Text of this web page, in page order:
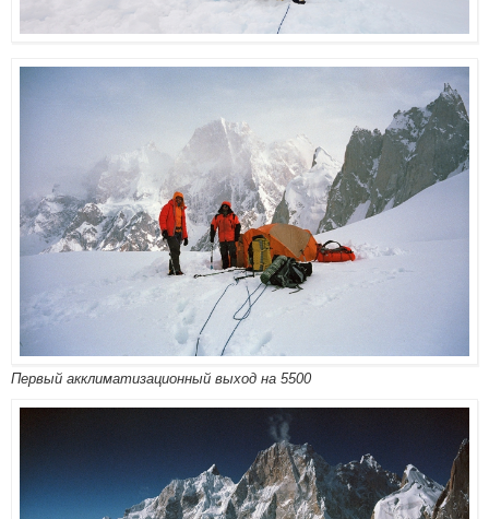
Первый акклиматизационный выход на 5500